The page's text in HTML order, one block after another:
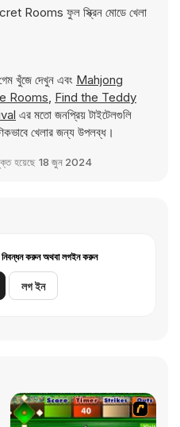
Rooms ফুল স্ক্রিন মোডে খেলা
খুঁজে দেখুন এবং Mahjong
Rooms, Find the Teddy
এর মতো জনপ্রিয় টাইটেলগুলি
খেলার জন্য উপলব্ধ।
হয়েছে 18 জুন 2024
করুন অথবা লগইন করুন
লগ ইন